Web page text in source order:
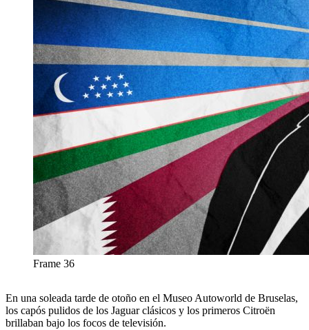
Frame 36
En una soleada tarde de otoño en el Museo Autoworld de Bruselas,
los capós pulidos de los Jaguar clásicos y los primeros Citroën
brillaban bajo los focos de televisión.